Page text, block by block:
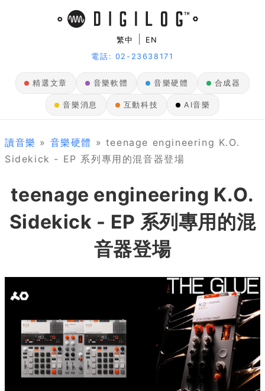
繁中
EN
電話: 02-23638171
精選文章 音樂軟體 音樂硬體 合成器
音樂消息 互動科技 AI音樂
讀音樂 » 音樂硬體 » teenage engineering K.O.
Sidekick - EP 系列專用的混音器登場
teenage engineering K.O.
Sidekick - EP 系列專用的混
音器登場